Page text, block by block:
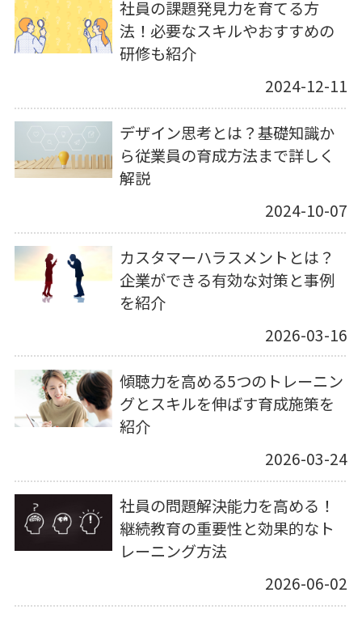
社員の課題発見力を育てる方
法！必要なスキルやおすすめの
研修も紹介
2024-12-11
デザイン思考とは？基礎知識か
ら従業員の育成方法まで詳しく
解説
2024-10-07
カスタマーハラスメントとは？
企業ができる有効な対策と事例
を紹介
2026-03-16
傾聴力を高める5つのトレーニン
グとスキルを伸ばす育成施策を
紹介
2026-03-24
社員の問題解決能力を高める！
継続教育の重要性と効果的なト
レーニング方法
2026-06-02